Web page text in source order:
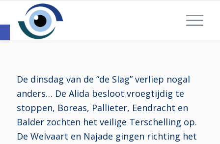
Toolbar openen
De dinsdag van de “de Slag” verliep nogal
anders… De Alida besloot vroegtijdig te
stoppen, Boreas, Pallieter, Eendracht en
Balder zochten het veilige Terschelling op.
De Welvaart en Najade gingen richting het